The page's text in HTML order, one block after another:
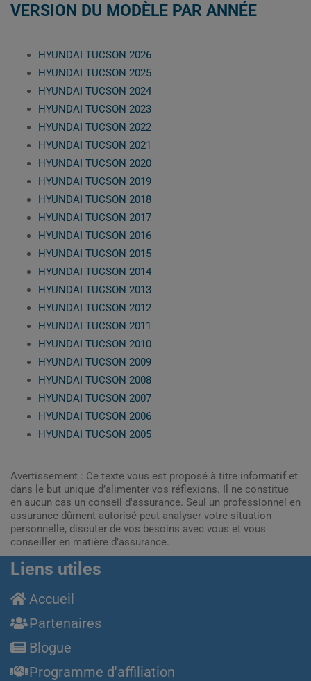
VERSION DU MODÈLE PAR ANNÉE
HYUNDAI TUCSON 2026
HYUNDAI TUCSON 2025
HYUNDAI TUCSON 2024
HYUNDAI TUCSON 2023
HYUNDAI TUCSON 2022
HYUNDAI TUCSON 2021
HYUNDAI TUCSON 2020
HYUNDAI TUCSON 2019
HYUNDAI TUCSON 2018
HYUNDAI TUCSON 2017
HYUNDAI TUCSON 2016
HYUNDAI TUCSON 2015
HYUNDAI TUCSON 2014
HYUNDAI TUCSON 2013
HYUNDAI TUCSON 2012
HYUNDAI TUCSON 2011
HYUNDAI TUCSON 2010
HYUNDAI TUCSON 2009
HYUNDAI TUCSON 2008
HYUNDAI TUCSON 2007
HYUNDAI TUCSON 2006
HYUNDAI TUCSON 2005
Avertissement : Ce texte vous est proposé à titre informatif et
dans le but unique d’alimenter vos réflexions. Il ne constitue
en aucun cas un conseil d'assurance. Seul un professionnel en
assurance dûment autorisé peut analyser votre situation
personnelle, discuter de vos besoins avec vous et vous
conseiller en matière d’assurance.
Liens utiles
Accueil
Partenaires
Blogue
Programme d'affiliation